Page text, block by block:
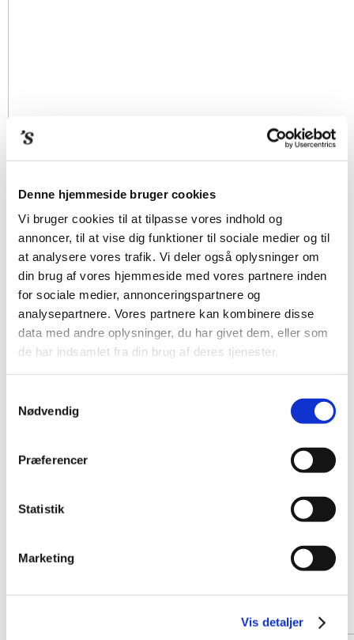
Denne hjemmeside bruger cookies
Vi bruger cookies til at tilpasse vores indhold og
annoncer, til at vise dig funktioner til sociale medier og til
at analysere vores trafik. Vi deler også oplysninger om
din brug af vores hjemmeside med vores partnere inden
for sociale medier, annonceringspartnere og
analysepartnere. Vores partnere kan kombinere disse
data med andre oplysninger, du har givet dem, eller som
de har indsamlet fra din brug af deres tjenester.
Nødvendig
Præferencer
Statistik
Marketing
Vis detaljer